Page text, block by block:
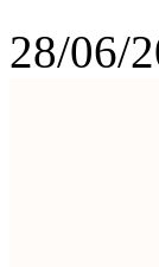
28/06/